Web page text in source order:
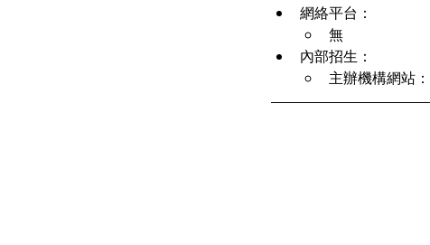
網絡平台：
無
內部招生：
主辦機構網站：